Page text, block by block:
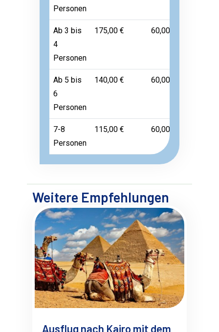
Personen
Ab 3 bis
4
Personen
175,00 € 60,00 €
Ab 5 bis
6
Personen
140,00 € 60,00 €
7-8
Personen
115,00 € 60,00 €
Weitere Empfehlungen
Ausflug nach Kairo mit dem